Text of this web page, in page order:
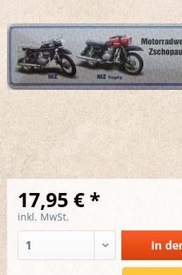
17,95 € *
inkl. MwSt.
In